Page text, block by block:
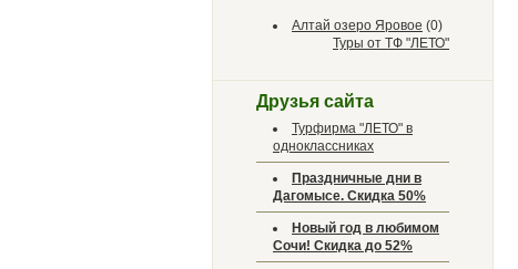
Алтай озеро Яровое (0)
Туры от ТФ "ЛЕТО"
Друзья сайта
Турфирма "ЛЕТО" в
одноклассниках
Праздничные дни в
Дагомысе. Скидка 50%
Новый год в любимом
Сочи! Скидка до 52%